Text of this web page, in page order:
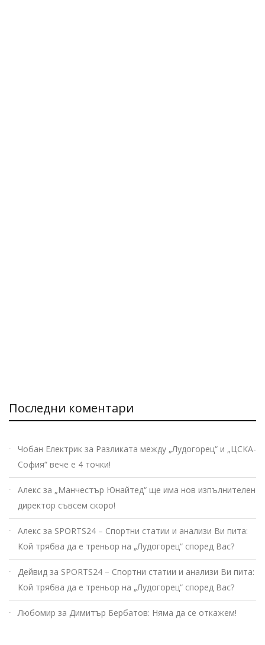
Последни коментари
Чобан Електрик за Разликата между „Лудогорец“ и „ЦСКА-
София“ вече е 4 точки!
Алекс за „Манчестър Юнайтед“ ще има нов изпълнителен
директор съвсем скоро!
Алекс за SPORTS24 – Спортни статии и анализи Ви пита:
Кой трябва да е треньор на „Лудогорец“ според Вас?
Дейвид за SPORTS24 – Спортни статии и анализи Ви пита:
Кой трябва да е треньор на „Лудогорец“ според Вас?
Любомир за Димитър Бербатов: Няма да се откажем!